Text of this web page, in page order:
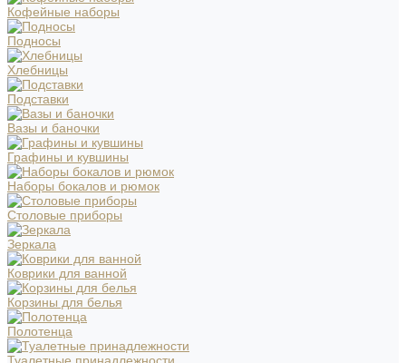
Кофейные наборы
Подносы
Хлебницы
Подставки
Вазы и баночки
Графины и кувшины
Наборы бокалов и рюмок
Столовые приборы
Зеркала
Коврики для ванной
Корзины для белья
Полотенца